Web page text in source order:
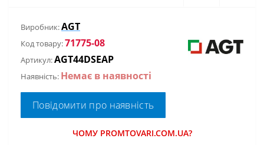
Виробник:AGT
Код товару:71775-08
Артикул:AGT44DSEAP
Наявність: Немає в наявності
Повідомити про наявність
ЧОМУ PROMTOVARI.COM.UA?